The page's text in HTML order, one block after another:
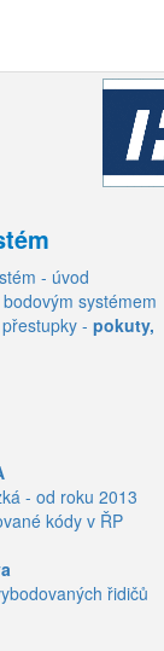
- úvod
bodovým systémem
- pokuty,
- od roku 2013
kódy v ŘP
řidičů